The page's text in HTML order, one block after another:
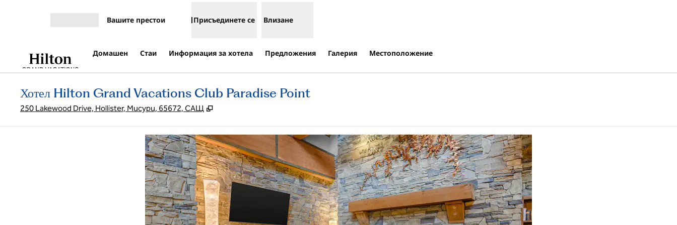
Отваряне на менюВашите престои Присъединете се Влизане
Домашен Стаи Информация за хотела Предложения Галерия Местоположение
Хотел Hilton Grand Vacations Club Paradise Point
250 Lakewood Drive, Hollister, Мисури, 65672, САЩ ,